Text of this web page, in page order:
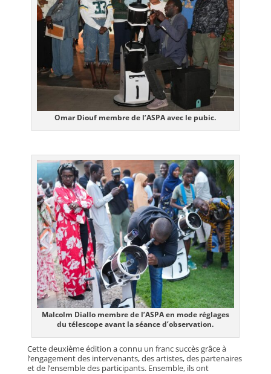
Omar Diouf membre de l’ASPA avec le pubic.
Malcolm Diallo membre de l’ASPA en mode réglages
du télescope avant la séance d’observation.
Cette deuxième édition a connu un franc succès grâce à
l’engagement des intervenants, des artistes, des partenaires
et de l’ensemble des participants. Ensemble, ils ont